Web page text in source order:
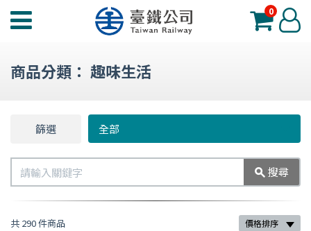
臺
工
選
單
0 登
入
商品分類： 趣味生活
篩選 全部
選
搜尋
共 290 件商品 價格排序